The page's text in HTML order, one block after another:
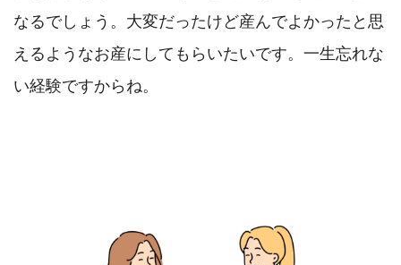
なるでしょう。大変だったけど産んでよかったと思
えるようなお産にしてもらいたいです。一生忘れな
い経験ですからね。